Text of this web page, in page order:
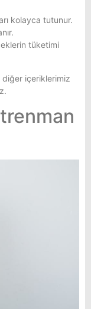
kolayca tutunur.
tüketimi
diğer içeriklerimiz